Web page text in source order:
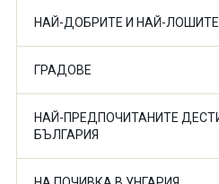
НАЙ-ДОБРИТЕ И НАЙ-
ГРАДОВЕ
НАЙ-ПРЕДПОЧИТАНИТЕ
БЪЛГАРИЯ